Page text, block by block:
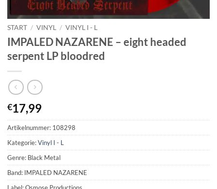
START / VINYL / VINYL I - L
IMPALED NAZARENE – eight headed
serpent LP bloodred
€17,99
Artikelnummer: 108298
Kategorie:Vinyl I - L
Genre: Black Metal
Band: IMPALED NAZARENE